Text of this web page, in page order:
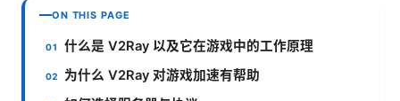
ON THIS PAGE
什么是 V2Ray 以及它在游戏中的工作原理
为什么 V2Ray 对游戏加速有帮助